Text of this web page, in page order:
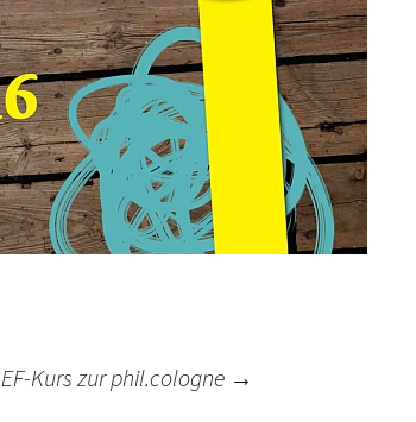
EF-Kurs zur phil.cologne →